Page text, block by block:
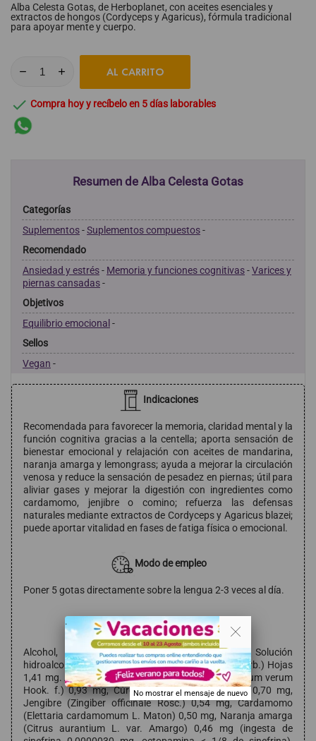
Alba Celesta Gotas, de Herboplanet, con aceites esenciales y
extractos de hongos (Cordyceps y Agaricus), fórmula tradicional
para apoyar mente y cuerpo.
AL CARRITO
 Compra hoy y recíbelo en 5 días laborables
Resumen de Alba Celesta Gotas
Categorías
Suplementos-Suplementos compuestos-
Recomendado
Ansiedad y estrés- Memoria y funciones cognitivas-Varices y
piernas cansadas-
Objetivos
Equilibrio emocional -
Sellos
Vegan -
Indicaciones
Recomendada para favorecer la memoria, claridad mental y la
función cognitiva gracias a la centella; aporta sensación de
bienestar emocional y relajación con aceites de mandarina,
naranja amarga y lemongrass; ayuda a mejorar la circulación
venosa y reduce la sensación de pesadez en piernas; útil para
aliviar gases y mejorar la digestión con ingredientes como
cardamomo, jenjibre o comino; refuerza las defensas
naturales mediante extractos de Cordyceps y Agaricus blazei;
puede aportar vitalidad en fases de fatiga física o emocional.
Modo de empleo
Poner 5 gotas directamente sobre la lengua 2-3 veces al día.
Composición
Alcohol, agua, carbonato potásico vegetal. Solución
hidroalcohólica de Centella (Centella asiatica (L.) Urb.) Hojas
1,41 mg. Aceites esenciales de: Anís estrellado (Illicium verum
Hook. f.) 0,93 mg, Cúrcuma (Curcuma longa L.) 0,70 mg,
Jengibre (Zingiber officinale Rosc.) 0,54 mg, Cardamomo
(Elettaria cardamomum L. Maton) 0,50 mg, Naranja amarga
(Citrus aurantium L. var. Amargo) 0,46 mg (ingesta de
. .
No mostrar el mensaje de nuevo